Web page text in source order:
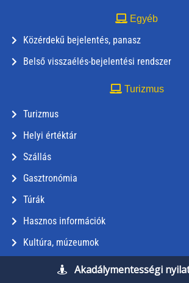
Egyéb
Közérdekű bejelentés, panasz
Belső visszaélés-bejelentési rendszer
Turizmus
Turizmus
Helyi értéktár
Szállás
Gasztronómia
Túrák
Hasznos információk
Kultúra, múzeumok
Akadálymentességi